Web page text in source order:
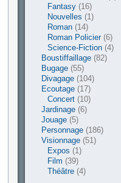
Fantasy (16)
Nouvelles (1)
Roman (14)
Roman Policier (6)
Science-Fiction (4)
Boustiffaillage (82)
Bugage (55)
Divagage (104)
Ecoutage (17)
Concert (10)
Jardinage (6)
Jouage (5)
Personnage (186)
Visionnage (51)
Expos (1)
Film (39)
Théâtre (4)